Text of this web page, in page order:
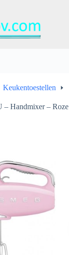
Keukentoestellen
– Handmixer – Roze